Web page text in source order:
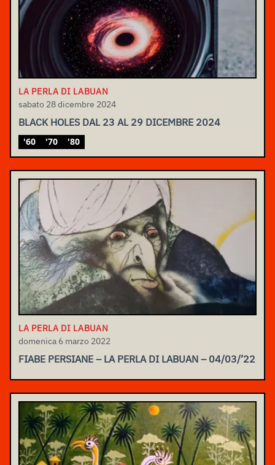
LA PERLA DI LABUAN
sabato 28 dicembre 2024
BLACK HOLES DAL 23 AL 29 DICEMBRE 2024
'60 '70 '80
LA PERLA DI LABUAN
domenica 6 marzo 2022
FIABE PERSIANE – LA PERLA DI LABUAN – 04/03/’22